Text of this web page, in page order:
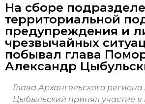
На сборе
территориальной
предупреждения и
чрезвычайных
побывал глава
Александр
Глава Архангельского
Цыбыльский принял участие в